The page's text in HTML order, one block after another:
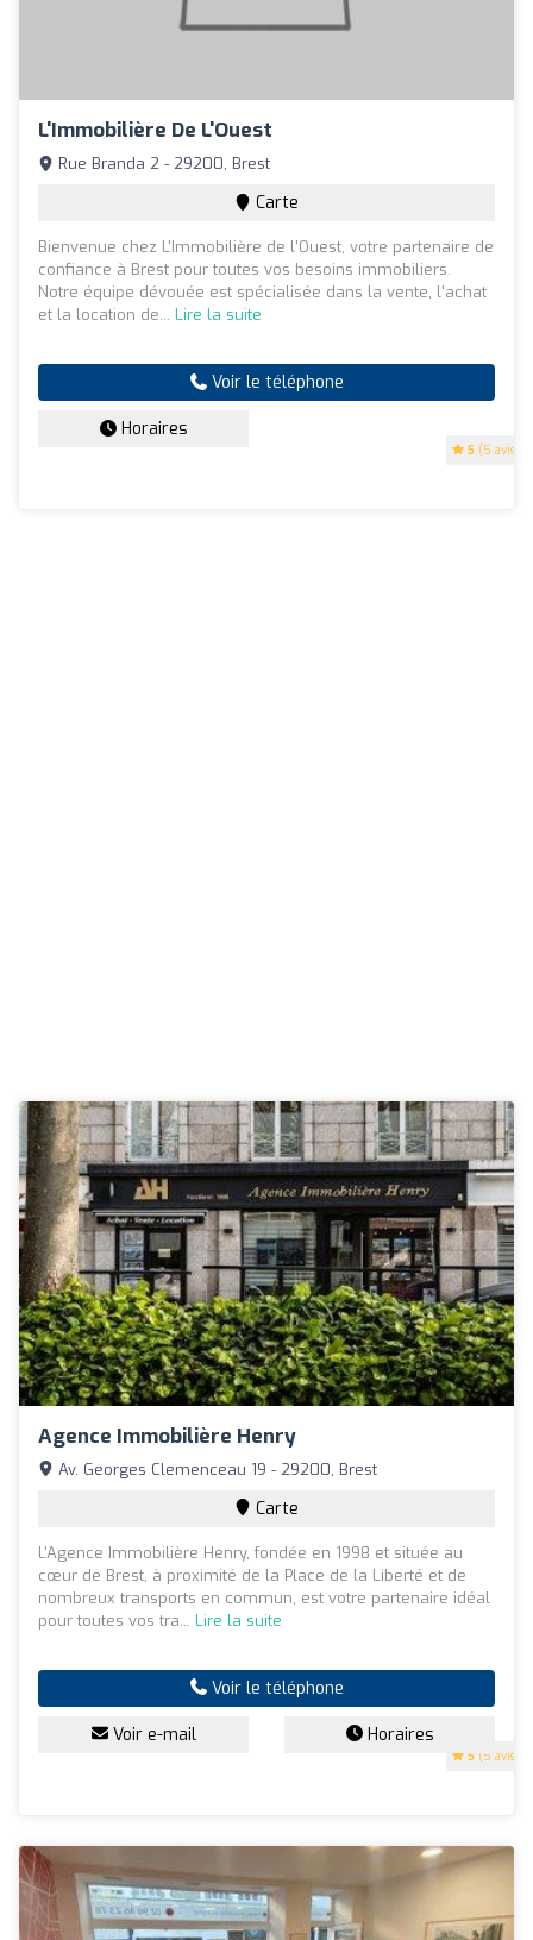
L'Immobilière De L'Ouest
5 (5 avis)
Rue Branda 2 - 29200, Brest
Carte
Bienvenue chez L'Immobilière de l'Ouest, votre partenaire de
confiance à Brest pour toutes vos besoins immobiliers.
Notre équipe dévouée est spécialisée dans la vente, l'achat
et la location de... Lire la suite
Voir le téléphone
Horaires
Agence Immobilière Henry
5 (5 avis)
Av. Georges Clemenceau 19 - 29200, Brest
Carte
L'Agence Immobilière Henry, fondée en 1998 et située au
cœur de Brest, à proximité de la Place de la Liberté et de
nombreux transports en commun, est votre partenaire idéal
pour toutes vos tra... Lire la suite
Voir le téléphone
Voir e-mail Horaires